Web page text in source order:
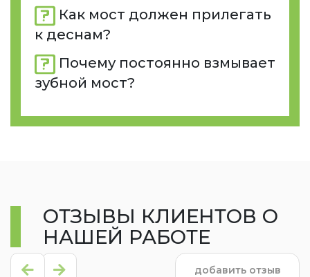
Как мост должен прилегать
к деснам?
Почему постоянно взмывает
зубной мост?
ОТЗЫВЫ КЛИЕНТОВ О
НАШЕЙ РАБОТЕ
добавить отзыв